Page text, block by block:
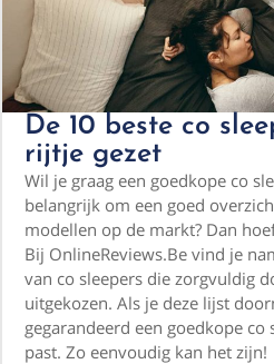
De 10 beste co
rijtje gezet
Wil je graag een goedkope co
belangrijk om een goed
modellen op de markt? Dan
Bij OnlineReviews.Be vind je
van co sleepers die zorgvuldig
uitgekozen. Als je deze lijst
gegarandeerd een goedkope
past. Zo eenvoudig kan het zijn!